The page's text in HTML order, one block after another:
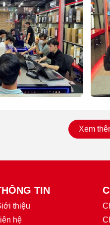
Xem
TIN
thiệu
hệ